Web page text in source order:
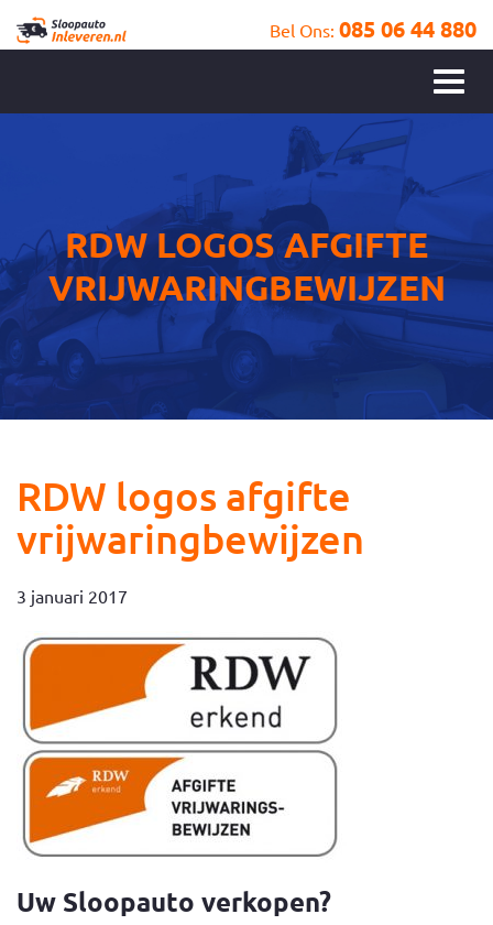
Bel Ons: 085 06 44 880
RDW LOGOS AFGIFTE
VRIJWARINGBEWIJZEN
RDW logos afgifte
vrijwaringbewijzen
3 januari 2017
Uw Sloopauto verkopen?